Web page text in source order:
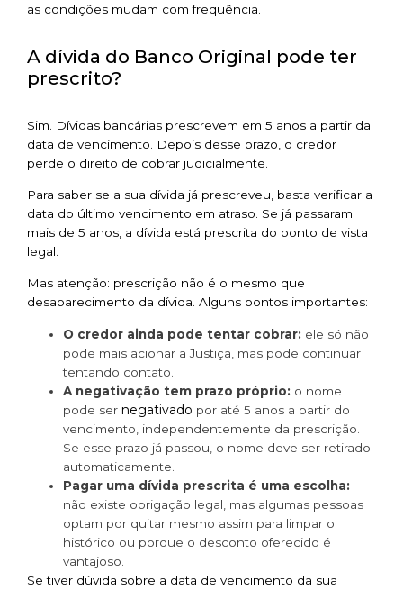
as condições mudam com frequência.
A dívida do Banco Original pode ter
prescrito?
Sim. Dívidas bancárias prescrevem em 5 anos a partir da
data de vencimento. Depois desse prazo, o credor
perde o direito de cobrar judicialmente.
Para saber se a sua dívida já prescreveu, basta verificar a
data do último vencimento em atraso. Se já passaram
mais de 5 anos, a dívida está prescrita do ponto de vista
legal.
Mas atenção: prescrição não é o mesmo que
desaparecimento da dívida. Alguns pontos importantes:
O credor ainda pode tentar cobrar: ele só não
pode mais acionar a Justiça, mas pode continuar
tentando contato.
A negativação tem prazo próprio: o nome
pode ser negativado por até 5 anos a partir do
vencimento, independentemente da prescrição.
Se esse prazo já passou, o nome deve ser retirado
automaticamente.
Pagar uma dívida prescrita é uma escolha:
não existe obrigação legal, mas algumas pessoas
optam por quitar mesmo assim para limpar o
histórico ou porque o desconto oferecido é
vantajoso.
Se tiver dúvida sobre a data de vencimento da sua